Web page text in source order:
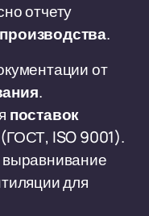
отчету
.
от
.
поставок
ISO 9001).
для